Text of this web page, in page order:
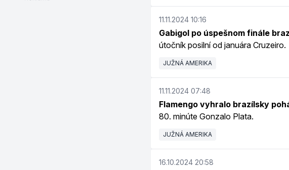
11.11.2024 10:16
Gabigol po úspešnom finále
útočník posilní od januára Cruzeiro.
JUŽNÁ AMERIKA
11.11.2024 07:48
Flamengo vyhralo brazílsky
80. minúte Gonzalo Plata.
JUŽNÁ AMERIKA
16.10.2024 20:58